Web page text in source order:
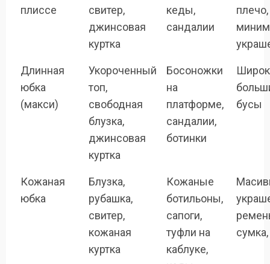
плиссе
свитер,
джинсовая
куртка
кеды,
сандалии
плечо,
Длинная
юбка
(макси)
Укороченный
топ,
свободная
блузка,
джинсовая
куртка
Босоножки
на
платформе,
сандалии,
ботинки
бусы
Кожаная
юбка
Блузка,
рубашка,
свитер,
кожаная
куртка
Кожаные
ботильоны,
сапоги,
туфли на
каблуке,